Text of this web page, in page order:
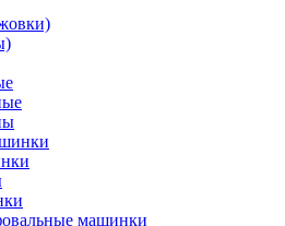
машинки